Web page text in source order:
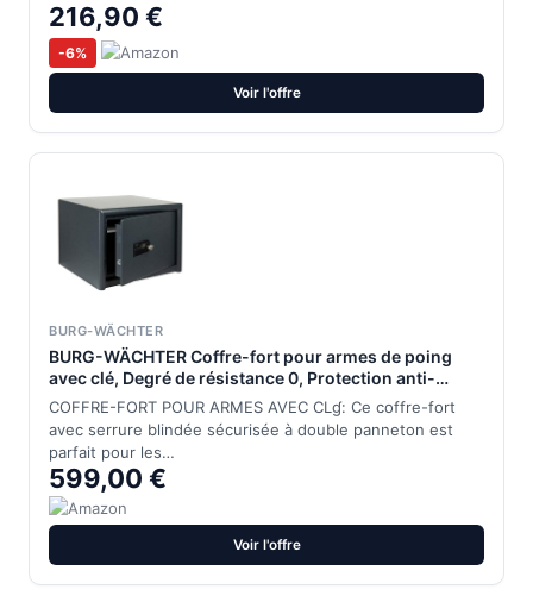
216,90 €
-6%
Voir l'offre
BURG-WÄCHTER
BURG-WÄCHTER Coffre-fort pour armes de poing
avec clé, Degré de résistance 0, Protection anti-
effraction EN 1143-1, Sécurité S2, Contrôlé VdS, 28 l,
60 kg, Magno M 520 S
COFFRE-FORT POUR ARMES AVEC CLɠ: Ce coffre-fort
avec serrure blindée sécurisée à double panneton est
parfait pour les…
599,00 €
Voir l'offre